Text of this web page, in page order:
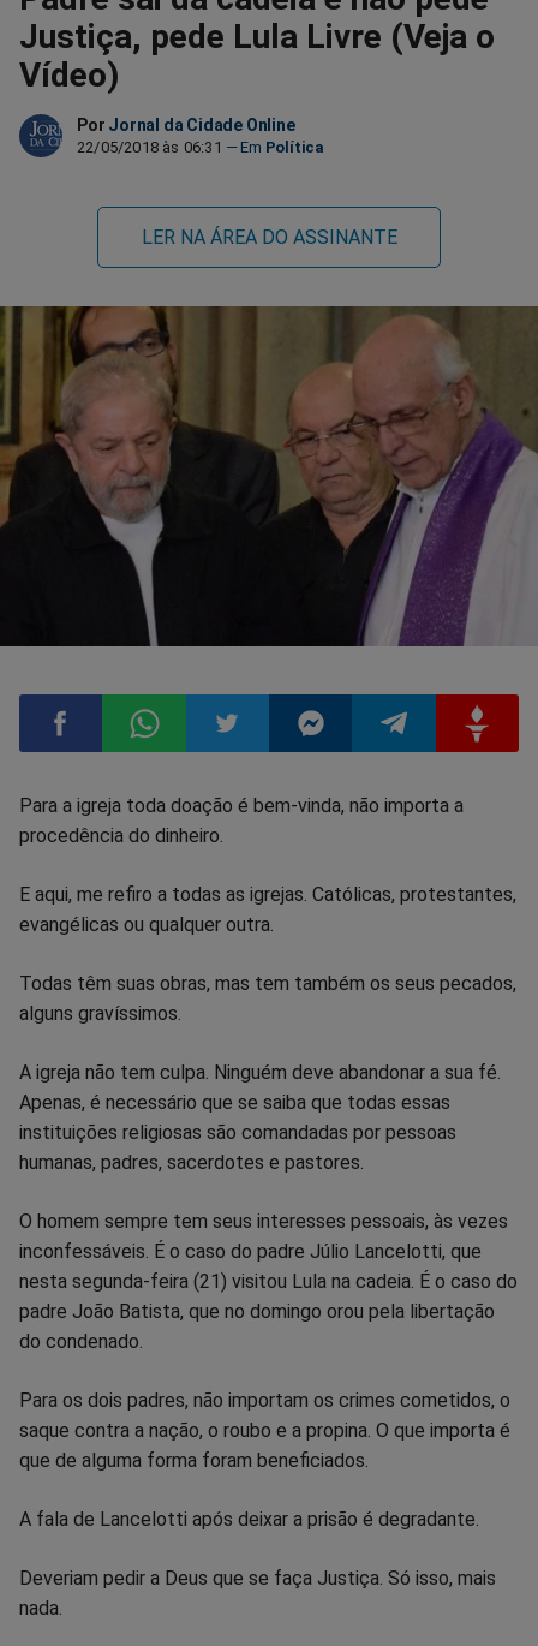
Justiça, pede Lula Livre (Veja o
Vídeo)
Por Jornal da Cidade Online
22/05/2018 às 06:31 Política
LER NA ÁREA DO ASSINANTE
Compartilhar
Facebook
Compartilhar
Whatsapp
Compartilhar
Twitter
CompartilharCompartilhar
Para a igreja toda doação é bem-vinda, não importa a
procedência do dinheiro.
E aqui, me refiro a todas as igrejas. Católicas, protestantes,
evangélicas ou qualquer outra.
Todas têm suas obras, mas tem também os seus pecados,
alguns gravíssimos.
A igreja não tem culpa. Ninguém deve abandonar a sua fé.
Apenas, é necessário que se saiba que todas essas
instituições religiosas são comandadas por pessoas
humanas, padres, sacerdotes e pastores.
O homem sempre tem seus interesses pessoais, às vezes
inconfessáveis. É o caso do padre Júlio Lancelotti, que
nesta segunda-feira (21) visitou Lula na cadeia. É o caso do
padre João Batista, que no domingo orou pela libertação
do condenado.
Para os dois padres, não importam os crimes cometidos, o
saque contra a nação, o roubo e a propina. O que importa é
que de alguma forma foram beneficiados.
A fala de Lancelotti após deixar a prisão é degradante.
Deveriam pedir a Deus que se faça Justiça. Só isso, mais
nada.